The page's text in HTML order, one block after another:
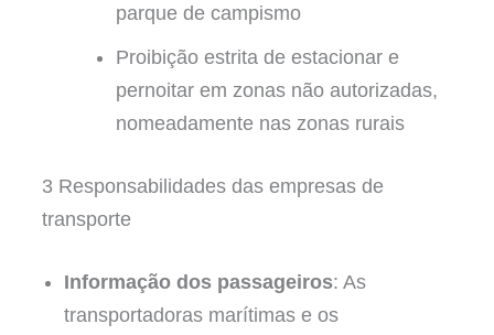
parque de campismo
Proibição estrita de estacionar e
pernoitar em zonas não autorizadas,
nomeadamente nas zonas rurais
3 Responsabilidades das empresas de
transporte
Informação dos passageiros: As
transportadoras marítimas e os